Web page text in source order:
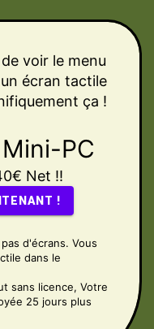
voir le menu
écran tactile
ça !
PC
Net !!
!
d'écrans. Vous
dans le
sans licence, Votre
25 jours plus